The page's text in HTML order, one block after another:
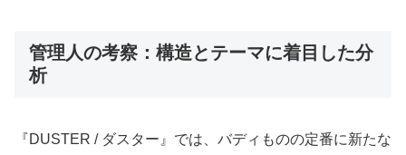
管理人の考察：構造とテーマに着目した分
析
『DUSTER / ダスター』では、バディものの定番に新たな